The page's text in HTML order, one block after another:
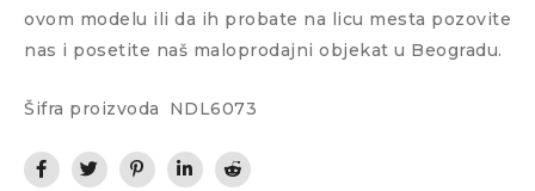
ovom modelu ili da ih probate na licu mesta pozovite
nas i posetite naš maloprodajni objekat u Beogradu.
Šifra proizvoda NDL6073